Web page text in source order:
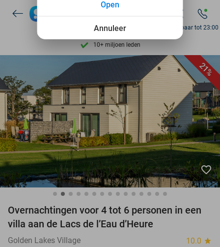
7 dagen per week beschikbaar
10+ miljoen leden
9,4 op basis van
Ontdek 15.000+ deals
7 dagen per week beschikbaar
10+ miljoen leden
Bereikbaar tot 23:00
21%
favorite_border
Overnachtingen voor 4 tot 6 personen in een
villa aan de Lacs de l’Eau d’Heure
Golden Lakes Village 10.0 star
Annuleer
Open